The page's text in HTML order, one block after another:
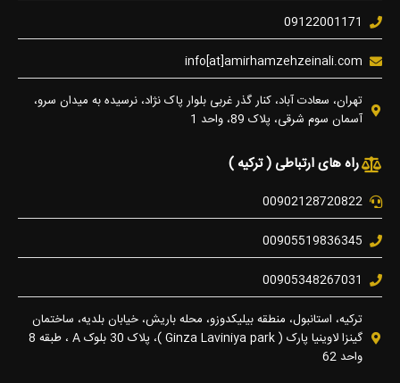
09122001171
info[at]amirhamzehzeinali.com
تهران، سعادت آباد، کنار گذر غربی بلوار پاک نژاد، نرسیده به میدان سرو،
آسمان سوم شرقی، پلاک 89، واحد 1
راه های ارتباطی ( ترکیه )
00902128720822
00905519836345
00905348267031
ترکیه، استانبول، منطقه بیلیکدوزو، محله باریش، خیابان بلدیه، ساختمان
گینزا لاوینیا پارک ( Ginza Laviniya park )، پلاک 30 بلوک A ، طبقه 8
واحد 62